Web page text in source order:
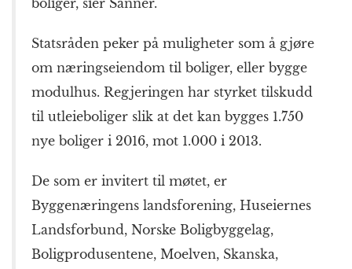
Statsråden peker på muligheter som å gjøre
om næringseiendom til boliger, eller bygge
modulhus. Regjeringen har styrket tilskudd
til utleieboliger slik at det kan bygges 1.750
nye boliger i 2016, mot 1.000 i 2013.
De som er invitert til møtet, er
Byggenæringens landsforening, Huseiernes
Landsforbund, Norske Boligbyggelag,
Boligprodusentene, Moelven, Skanska,